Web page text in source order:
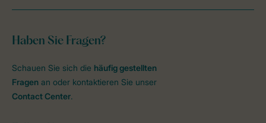
Haben Sie Fragen?
Schauen Sie sich die häufig gestellten
Fragen an oder kontaktieren Sie unser
Contact Center.